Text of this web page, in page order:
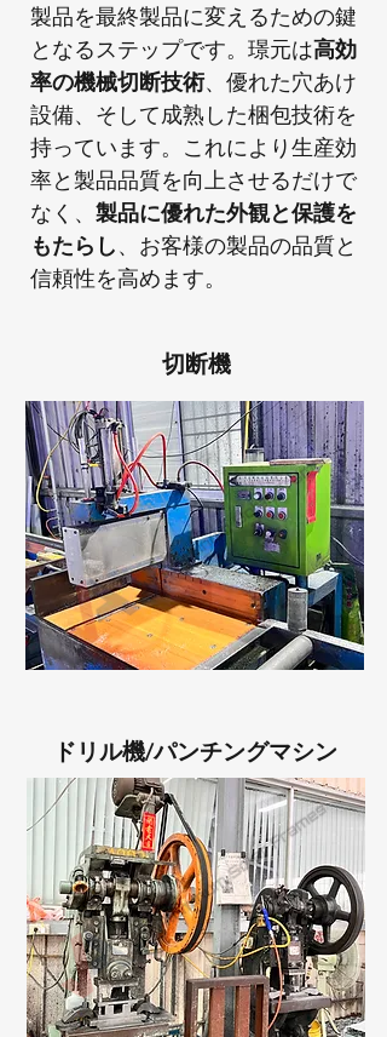
製品を最終製品に変えるための鍵
となるステップです。璟元は高効
率の機械切断技術、優れた穴あけ
設備、そして成熟した梱包技術を
持っています。これにより生産効
率と製品品質を向上させるだけで
なく、 製品に優れた外観と保護を
もたらし、お客様の製品の品質と
信頼性を高めます。
切断機
ドリル機/パンチングマシン